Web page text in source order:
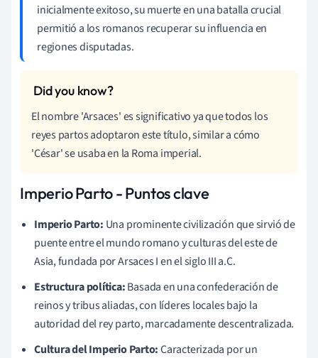
inicialmente exitoso, su muerte en una batalla crucial
permitió a los romanos recuperar su influencia en
regiones disputadas.
El nombre 'Arsaces' es significativo ya que todos los
reyes partos adoptaron este título, similar a cómo
'César' se usaba en la Roma imperial.
Imperio Parto - Puntos clave
Imperio Parto: Una prominente civilización que sirvió de
puente entre el mundo romano y culturas del este de
Asia, fundada por Arsaces I en el siglo III a.C.
Estructura política:Basada en una confederación de
reinos y tribus aliadas, con líderes locales bajo la
autoridad del rey parto, marcadamente descentralizada.
Cultura del Imperio Parto:Caracterizada por un